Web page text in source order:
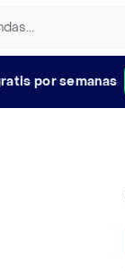
por semanas